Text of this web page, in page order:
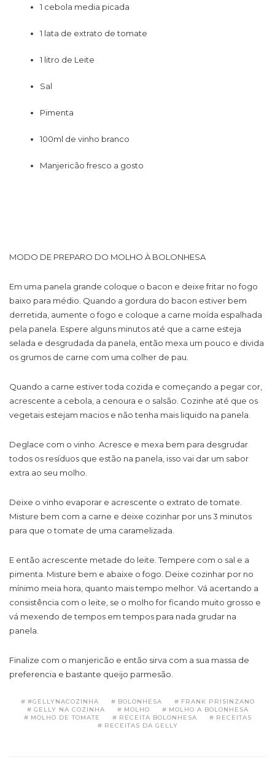
1 cebola media picada
1 lata de extrato de tomate
1 litro de Leite
Sal
Pimenta
100ml de vinho branco
Manjericão fresco a gosto
MODO DE PREPARO DO MOLHO À BOLONHESA
Em uma panela grande coloque o bacon e deixe fritar no fogo
baixo para médio. Quando a gordura do bacon estiver bem
derretida, aumente o fogo e coloque a carne moída espalhada
pela panela. Espere alguns minutos até que a carne esteja
selada e desgrudada da panela, então mexa um pouco e divida
os grumos de carne com uma colher de pau.
Quando a carne estiver toda cozida e começando a pegar cor,
acrescente a cebola, a cenoura e o salsão. Cozinhe até que os
vegetais estejam macios e não tenha mais liquido na panela.
Deglace com o vinho. Acresce e mexa bem para desgrudar
todos os resíduos que estão na panela, isso vai dar um sabor
extra ao seu molho.
Deixe o vinho evaporar e acrescente o extrato de tomate.
Misture bem com a carne e deixe cozinhar por uns 3 minutos
para que o tomate de uma caramelizada.
E então acrescente metade do leite. Tempere com o sal e a
pimenta. Misture bem e abaixe o fogo. Deixe cozinhar por no
mínimo meia hora, quanto mais tempo melhor. Vá acertando a
consistência com o leite, se o molho for ficando muito grosso e
vá mexendo de tempos em tempos para nada grudar na
panela.
Finalize com o manjericão e então sirva com a sua massa de
preferencia e bastante queijo parmesão.
#GELLYNACOZINHA BOLONHESA
FRANK PRISINZANO
GELLY NA COZINHA
MOLHO
MOLHO A BOLONHESA
MOLHO DE TOMATE
RECEITA BOLONHESA
RECEITAS
RECEITAS DA GELLY